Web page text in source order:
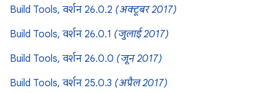
Build Tools, वर्शन 26.0.2 (अक्टूबर 2017)
Build Tools, वर्शन 26.0.1 (जुलाई 2017)
Build Tools, वर्शन 26.0.0 (जून 2017)
Build Tools, वर्शन 25.0.3 (अप्रैल 2017)